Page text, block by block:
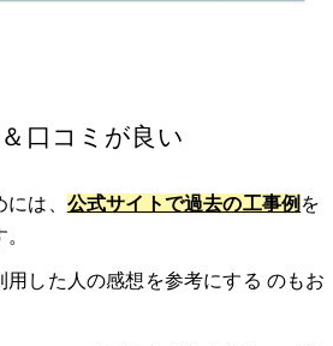
口コミが良い
は、 公式サイトで過去の工事例 を
。
用した人の感想を参考にする のもお